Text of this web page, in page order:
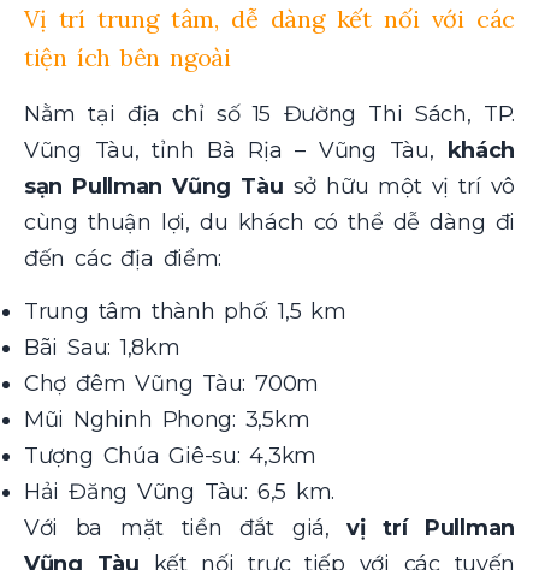
Vị trí trung tâm, dễ dàng kết nối với các
tiện ích bên ngoài
Nằm tại địa chỉ số 15 Đường Thi Sách, TP.
Vũng Tàu, tỉnh Bà Rịa – Vũng Tàu, khách
sạn Pullman Vũng Tàu sở hữu một vị trí vô
cùng thuận lợi, du khách có thể dễ dàng đi
đến các địa điểm:
Trung tâm thành phố: 1,5 km
Bãi Sau: 1,8km
Chợ đêm Vũng Tàu: 700m
Mũi Nghinh Phong: 3,5km
Tượng Chúa Giê-su: 4,3km
Hải Đăng Vũng Tàu: 6,5 km.
Với ba mặt tiền đắt giá,vị trí Pullman
Vũng Tàu kết nối trực tiếp với các tuyến